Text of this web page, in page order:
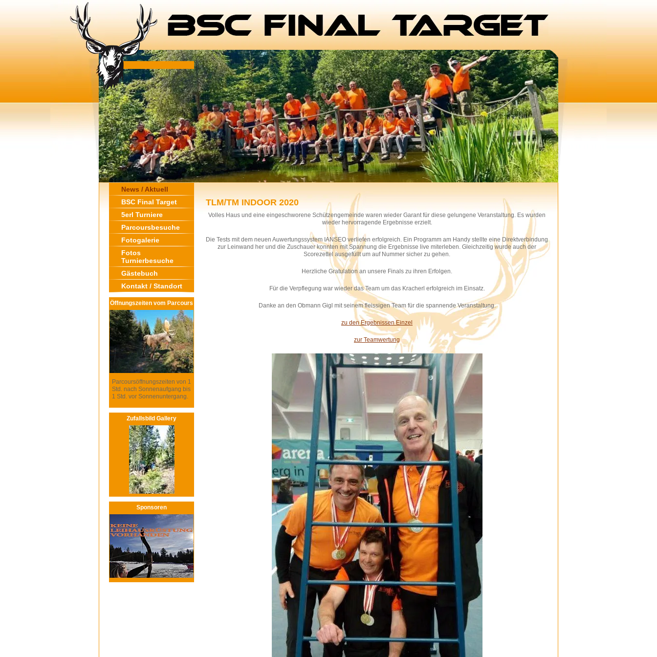
News / Aktuell
BSC Final Target
5erl Turniere
Parcoursbesuche
Fotogalerie
Fotos
Turnierbesuche
Gästebuch
Kontakt / Standort
Öffnungszeiten vom Parcours
Parcoursöffnungszeiten von 1
Std. nach Sonnenaufgang bis
1 Std. vor Sonnenuntergang.
Zufallsbild Gallery
Sponsoren
TLM/TM INDOOR 2020
Volles Haus und eine eingeschworene Schützengemeinde waren wieder Garant für diese gelungene Veranstaltung. Es wurden
wieder hervorragende Ergebnisse erzielt.
Die Tests mit dem neuen Auwertungssystem IANSEO verliefen erfolgreich. Ein Programm am Handy stellte eine Direktverbindung
zur Leinwand her und die Zuschauer konnten mit Spannung die Ergebnisse live miterleben. Gleichzeitig wurde auch der
Scorezettel ausgefüllt um auf Nummer sicher zu gehen.
Herzliche Gratulation an unsere Finals zu ihren Erfolgen.
Für die Verpflegung war wieder das Team um das Kracherl erfolgreich im Einsatz.
Danke an den Obmann Gigl mit seinem fleissigen Team für die spannende Veranstaltung.
zu den Ergebnissen Einzel
zur Teamwertung